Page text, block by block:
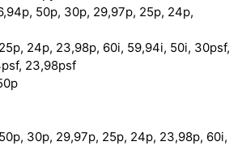
50p, 30p, 29,97p, 25p, 24p,
24p, 23,98p, 60i, 59,94i, 50i, 30psf,
23,98psf
30p, 29,97p, 25p, 24p, 23,98p, 60i,